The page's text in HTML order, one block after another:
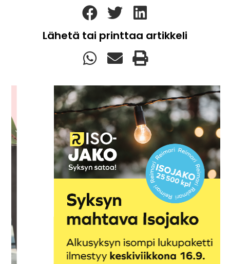
Lähetä tai printtaa artikkeli